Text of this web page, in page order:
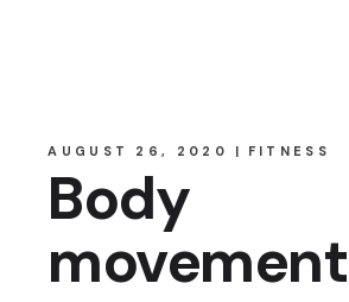
AUGUST 26, 2020 FITNESS
Body